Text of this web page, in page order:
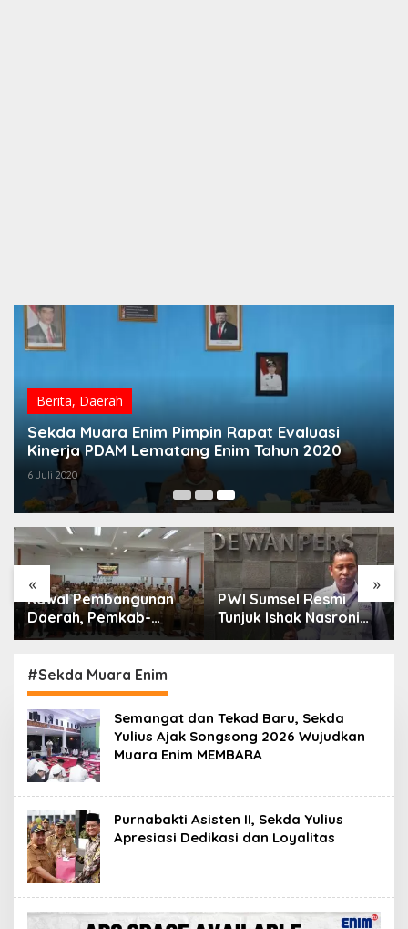
Berita, Daerah
Sekda Muara Enim Pimpin Rapat Evaluasi
Kinerja PDAM Lematang Enim Tahun 2020
6 Juli 2020
« »
Kawal Pembangunan
Daerah, Pemkab-
Kejari Muara Enim
Pendampingan Hukum
PWI Sumsel Resmi
Tunjuk Ishak Nasroni
Jadi Plt Ketua PWI
#Sekda Muara Enim
Semangat dan Tekad Baru, Sekda
Yulius Ajak Songsong 2026 Wujudkan
Muara Enim MEMBARA
Purnabakti Asisten II, Sekda Yulius
Apresiasi Dedikasi dan Loyalitas